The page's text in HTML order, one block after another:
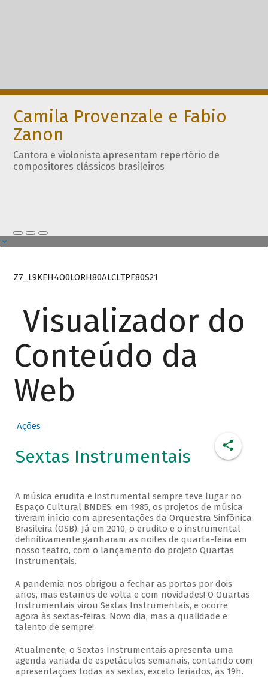
Camila Provenzale e Fabio
Zanon
Cantora e violonista apresentam repertório de
compositores clássicos brasileiros
Z7_L9KEH4O0LORH80ALCLTPF80S21
Visualizador do
Conteúdo da
Web
Ações
Sextas Instrumentais
A música erudita e instrumental sempre teve lugar no
Espaço Cultural BNDES: em 1985, os projetos de música
tiveram início com apresentações da Orquestra Sinfônica
Brasileira (OSB). Já em 2010, o erudito e o instrumental
definitivamente ganharam as noites de quarta-feira em
nosso teatro, com o lançamento do projeto Quartas
Instrumentais.
A pandemia nos obrigou a fechar as portas por dois
anos, mas estamos de volta e com novidades! O Quartas
Instrumentais virou Sextas Instrumentais, e ocorre
agora às sextas-feiras. Novo dia, mas a qualidade e
talento de sempre!
Atualmente, o Sextas Instrumentais apresenta uma
agenda variada de espetáculos semanais, contando com
apresentações todas as sextas, exceto feriados, às 19h.